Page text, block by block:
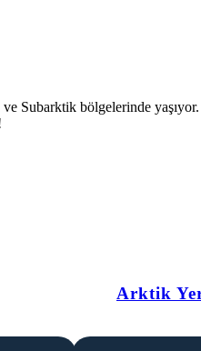
Subarktik bölgelerinde
Arktik